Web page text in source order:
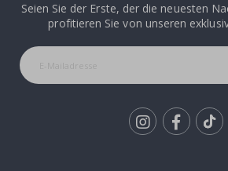
Seien Sie der Erste, der die neuesten
profitieren Sie von unseren